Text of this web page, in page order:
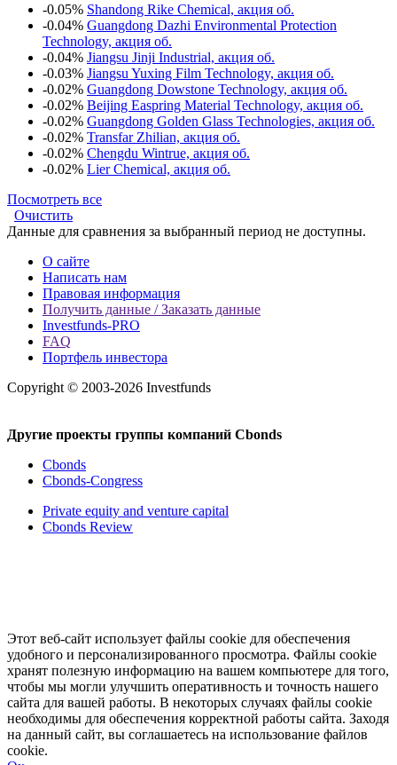
-0.05% Shandong Rike Chemical, акция об.
-0.04% Guangdong Dazhi Environmental Protection
Technology, акция об.
-0.04% Jiangsu Jinji Industrial, акция об.
-0.03% Jiangsu Yuxing Film Technology, акция об.
-0.02% Guangdong Dowstone Technology, акция об.
-0.02% Beijing Easpring Material Technology, акция об.
-0.02% Guangdong Golden Glass Technologies, акция об.
-0.02% Transfar Zhilian, акция об.
-0.02% Chengdu Wintrue, акция об.
-0.02% Lier Chemical, акция об.
Посмотреть все
Очистить
Данные для сравнения за выбранный период не доступны.
О сайте
Написать нам
Правовая информация
Получить данные / Заказать данные
Investfunds-PRO
FAQ
Портфель инвестора
Copyright © 2003-2026 Investfunds
Другие проекты группы компаний Cbonds
Cbonds
Cbonds-Congress
Private equity and venture capital
Cbonds Review
Этот веб-сайт использует файлы cookie для обеспечения
удобного и персонализированного просмотра. Файлы cookie
хранят полезную информацию на вашем компьютере для того,
чтобы мы могли улучшить оперативность и точность нашего
сайта для вашей работы. В некоторых случаях файлы cookie
необходимы для обеспечения корректной работы сайта. Заходя
на данный сайт, вы соглашаетесь на использование файлов
cookie.